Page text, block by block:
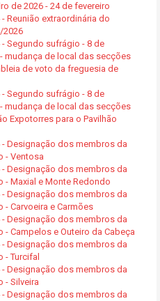
de 2026 - 24 de fevereiro
Reunião extraordinária do
2026
- Segundo sufrágio - 8 de
mudança de local das secções
de voto da freguesia de
- Segundo sufrágio - 8 de
mudança de local das secções
Expotorres para o Pavilhão
- Designação dos membros da
- Ventosa
- Designação dos membros da
- Maxial e Monte Redondo
- Designação dos membros da
- Carvoeira e Carmões
- Designação dos membros da
- Campelos e Outeiro da Cabeça
- Designação dos membros da
- Turcifal
- Designação dos membros da
- Silveira
- Designação dos membros da